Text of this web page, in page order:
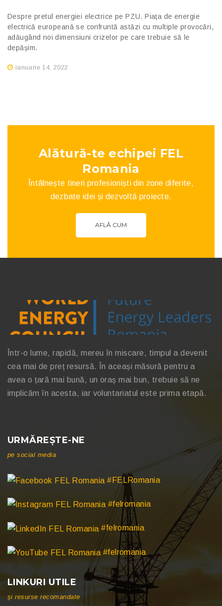
ianuarie 14, 2022
Despre pretul energiei electrice pe PZU. Piața de energie
electrică europeană se confruntă astăzi cu multiple provocări,
adăugând noi dimensiuni crizelor pe care trebuie să le
depășim.
Alătură-te echipei FEL
Romania
Întâlnește tineri profesioniști din zone diferite,
dezbate idei și dezvoltă proiecte.
AFLĂ CUM
Într-o lume, rapidă, mereu în miscare, timpul a devenit
cea mai de preț resursă. În aceași măsură pentru a
avea o țară mai bună, un oraș mai bun, trebuie să ne
implicăm în acesta, iar voluntariatul este prima etapă.
URMĂREȘTE-NE
pe social media
#FELRomania
#felromania
#felromania
#felromania
LINKURI UTILE
și resurse recomandate